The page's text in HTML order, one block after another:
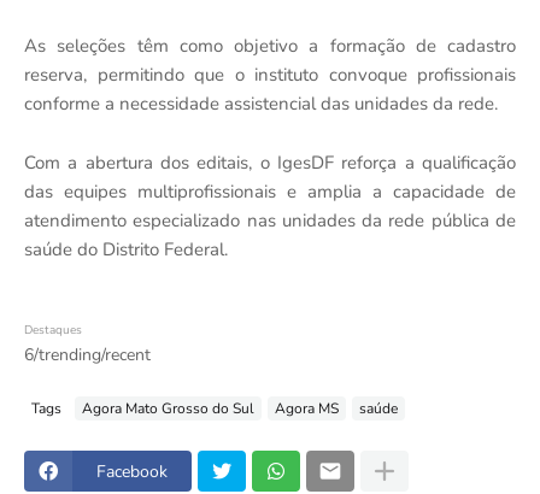
As seleções têm como objetivo a formação de cadastro
reserva, permitindo que o instituto convoque profissionais
conforme a necessidade assistencial das unidades da rede.
Com a abertura dos editais, o IgesDF reforça a qualificação
das equipes multiprofissionais e amplia a capacidade de
atendimento especializado nas unidades da rede pública de
saúde do Distrito Federal.
Destaques
6/trending/recent
Tags Agora Mato Grosso do Sul Agora MS saúde
Facebook